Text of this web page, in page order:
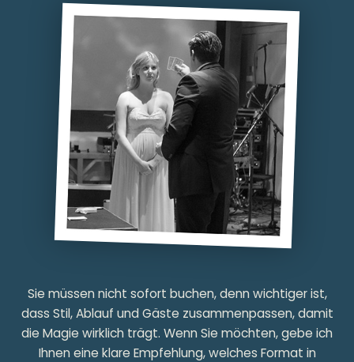
Sie müssen nicht sofort buchen, denn wichtiger ist,
dass Stil, Ablauf und Gäste zusammenpassen, damit
die Magie wirklich trägt. Wenn Sie möchten, gebe ich
Ihnen eine klare Empfehlung, welches Format in